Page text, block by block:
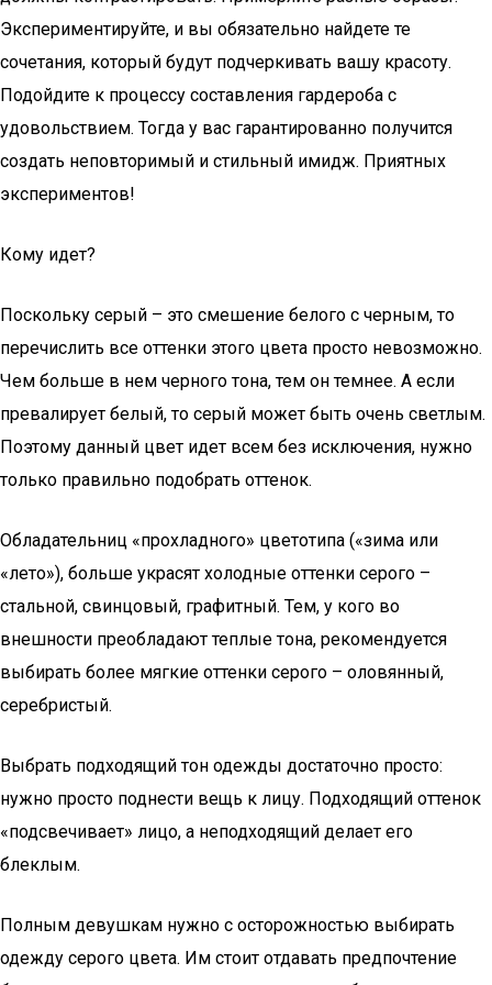
Экспериментируйте, и вы обязательно найдете те
сочетания, который будут подчеркивать вашу красоту.
Подойдите к процессу составления гардероба с
удовольствием. Тогда у вас гарантированно получится
создать неповторимый и стильный имидж. Приятных
экспериментов!
Кому идет?
Поскольку серый – это смешение белого с черным, то
перечислить все оттенки этого цвета просто невозможно.
Чем больше в нем черного тона, тем он темнее. А если
превалирует белый, то серый может быть очень светлым.
Поэтому данный цвет идет всем без исключения, нужно
только правильно подобрать оттенок.
Обладательниц «прохладного» цветотипа («зима или
«лето»), больше украсят холодные оттенки серого –
стальной, свинцовый, графитный. Тем, у кого во
внешности преобладают теплые тона, рекомендуется
выбирать более мягкие оттенки серого – оловянный,
серебристый.
Выбрать подходящий тон одежды достаточно просто:
нужно просто поднести вещь к лицу. Подходящий оттенок
«подсвечивает» лицо, а неподходящий делает его
блеклым.
Полным девушкам нужно с осторожностью выбирать
одежду серого цвета. Им стоит отдавать предпочтение